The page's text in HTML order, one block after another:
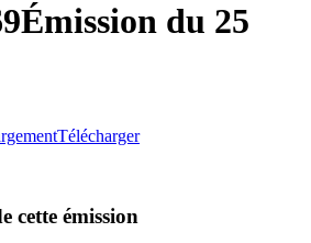
Émission du 25
Télécharger
cette émission